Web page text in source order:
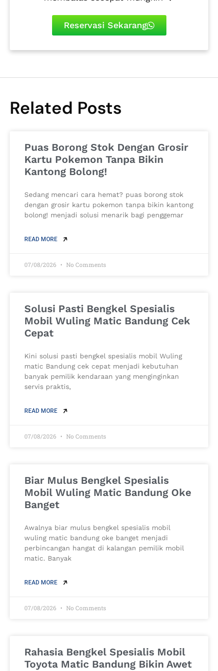
Reservasi Sekarang
Related Posts
Puas Borong Stok Dengan Grosir
Kartu Pokemon Tanpa Bikin
Kantong Bolong!
Sedang mencari cara hemat? puas borong stok
dengan grosir kartu pokemon tanpa bikin kantong
bolong! menjadi solusi menarik bagi penggemar
READ MORE
07/08/2026 No Comments
Solusi Pasti Bengkel Spesialis
Mobil Wuling Matic Bandung Cek
Cepat
Kini solusi pasti bengkel spesialis mobil Wuling
matic Bandung cek cepat menjadi kebutuhan
banyak pemilik kendaraan yang menginginkan
servis praktis,
READ MORE
07/08/2026 No Comments
Biar Mulus Bengkel Spesialis
Mobil Wuling Matic Bandung Oke
Banget
Awalnya biar mulus bengkel spesialis mobil
wuling matic bandung oke banget menjadi
perbincangan hangat di kalangan pemilik mobil
matic. Banyak
READ MORE
07/08/2026 No Comments
Rahasia Bengkel Spesialis Mobil
Toyota Matic Bandung Bikin Awet